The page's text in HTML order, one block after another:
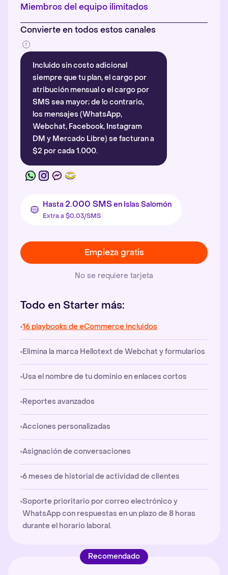
Miembros del equipo ilimitados
Convierte en todos estos canales
Incluido sin costo adicional
siempre que tu plan, el cargo por
atribución mensual o el cargo por
SMS sea mayor; de lo contrario,
los mensajes (WhatsApp,
Webchat, Facebook, Instagram
DM y Mercado Libre) se facturan a
$2 por cada 1.000.
Hasta 2.000 SMSen Islas Salomón
Extra a $0,03/SMS
Empieza gratis
No se requiere tarjeta
Todo en Starter más:
16 playbooks de eCommerce incluidos
Elimina la marca Hellotext de Webchat y formularios
Usa el nombre de tu dominio en enlaces cortos
Reportes avanzados
Acciones personalizadas
Asignación de conversaciones
6 meses de historial de actividad de clientes
Soporte prioritario por correo electrónico y
WhatsApp con respuestas en un plazo de 8 horas
durante el horario laboral.
Recomendado